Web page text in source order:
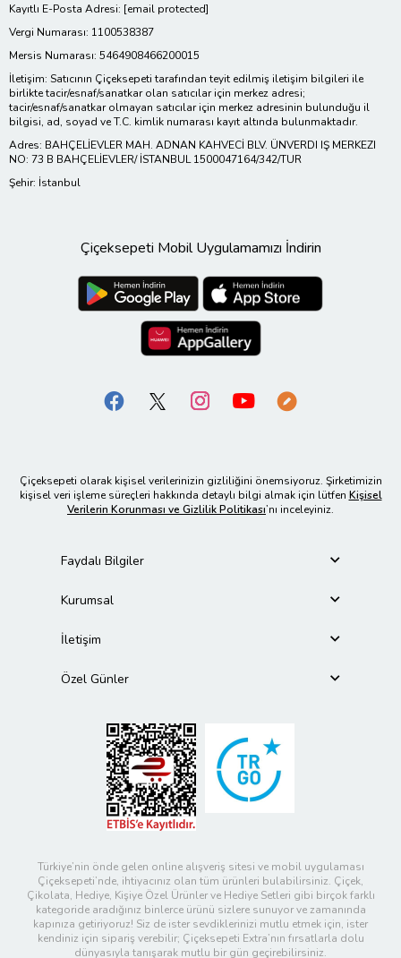
Kayıtlı E-Posta Adresi: [email protected]
Vergi Numarası: 1100538387
Mersis Numarası: 5464908466200015
İletişim: Satıcının Çiçeksepeti tarafından teyit edilmiş iletişim bilgileri ile
birlikte tacir/esnaf/sanatkar olan satıcılar için merkez adresi;
tacir/esnaf/sanatkar olmayan satıcılar için merkez adresinin bulunduğu il
bilgisi, ad, soyad ve T.C. kimlik numarası kayıt altında bulunmaktadır.
Adres: BAHÇELİEVLER MAH. ADNAN KAHVECİ BLV. ÜNVERDI IŞ MERKEZI
NO: 73 B BAHÇELİEVLER/ İSTANBUL 1500047164/342/TUR
Şehir: İstanbul
Çiçeksepeti Mobil Uygulamamızı İndirin
Çiçeksepeti olarak kişisel verilerinizin gizliliğini önemsiyoruz. Şirketimizin
kişisel veri işleme süreçleri hakkında detaylı bilgi almak için lütfen Kişisel
Verilerin Korunması ve Gizlilik Politikası’nı inceleyiniz.
Faydalı Bilgiler
Kurumsal
İletişim
Özel Günler
Türkiye’nin önde gelen online alışveriş sitesi ve mobil uygulaması
Çiçeksepeti’nde, ihtiyacınız olan tüm ürünleri bulabilirsiniz. Çiçek,
Çikolata, Hediye, Kişiye Özel Ürünler ve Hediye Setleri gibi birçok farklı
kategoride aradığınız binlerce ürünü sizlere sunuyor ve zamanında
kapınıza getiriyoruz! Siz de ister sevdiklerinizi mutlu etmek için, ister
kendiniz için sipariş verebilir; Çiçeksepeti Extra’nın fırsatlarla dolu
dünyasıyla tanışarak mutlu bir gün geçirebilirsiniz.